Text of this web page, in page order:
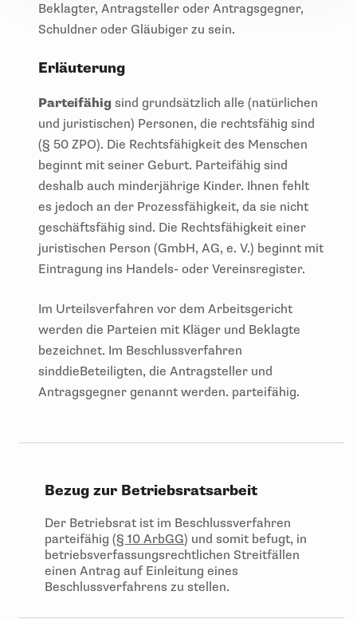
Beklagter, Antragsteller oder Antragsgegner,
Schuldner oder Gläubiger zu sein.
Erläuterung
Parteifähig sind grundsätzlich alle (natürlichen
und juristischen) Personen, die rechtsfähig sind
(§ 50 ZPO). Die Rechtsfähigkeit des Menschen
beginnt mit seiner Geburt. Parteifähig sind
deshalb auch minderjährige Kinder. Ihnen fehlt
es jedoch an der Prozessfähigkeit, da sie nicht
geschäftsfähig sind. Die Rechtsfähigkeit einer
juristischen Person (GmbH, AG, e. V.) beginnt mit
Eintragung ins Handels- oder Vereinsregister.
Im Urteilsverfahren vor dem Arbeitsgericht
werden die Parteien mit Kläger und Beklagte
bezeichnet. Im Beschlussverfahren
sinddieBeteiligten, die Antragsteller und
Antragsgegner genannt werden. parteifähig.
Bezug zur Betriebsratsarbeit
Der Betriebsrat ist im Beschlussverfahren
parteifähig (§ 10 ArbGG) und somit befugt, in
betriebsverfassungsrechtlichen Streitfällen
einen Antrag auf Einleitung eines
Beschlussverfahrens zu stellen.